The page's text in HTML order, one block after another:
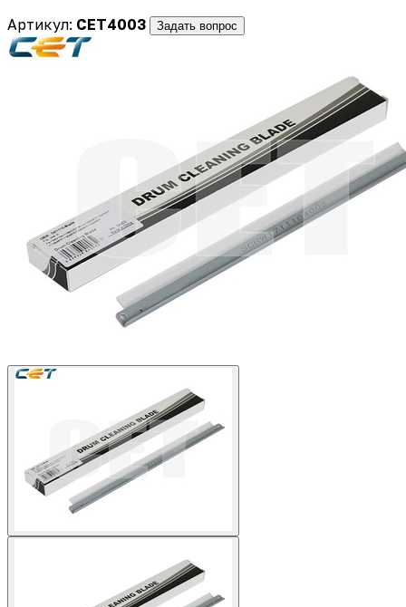
Артикул: CET4003 Задать вопрос